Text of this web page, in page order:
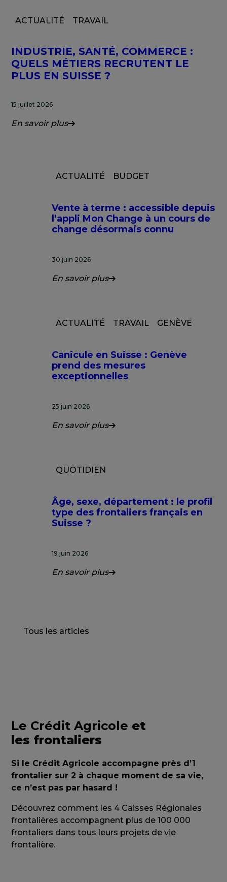
ACTUALITÉ TRAVAIL
INDUSTRIE, SANTÉ, COMMERCE :
QUELS MÉTIERS RECRUTENT LE
PLUS EN SUISSE ?
15 juillet 2026
En savoir plus
ACTUALITÉ BUDGET
Vente à terme : accessible depuis
l’appli Mon Change à un cours de
change désormais connu
30 juin 2026
En savoir plus
ACTUALITÉ TRAVAIL GENÈVE
Canicule en Suisse : Genève
prend des mesures
exceptionnelles
25 juin 2026
En savoir plus
QUOTIDIEN
Âge, sexe, département : le profil
type des frontaliers français en
Suisse ?
19 juin 2026
En savoir plus
Tous les articles
Le Crédit Agricole et
les frontaliers
Si le Crédit Agricole accompagne près d’1
frontalier sur 2 à chaque moment de sa vie,
ce n’est pas par hasard !
Découvrez comment les 4 Caisses Régionales
frontalières accompagnent plus de 100 000
frontaliers dans tous leurs projets de vie
frontalière.